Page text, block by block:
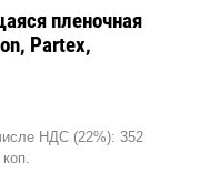
пленочная
Partex,
НДС (22%): 352